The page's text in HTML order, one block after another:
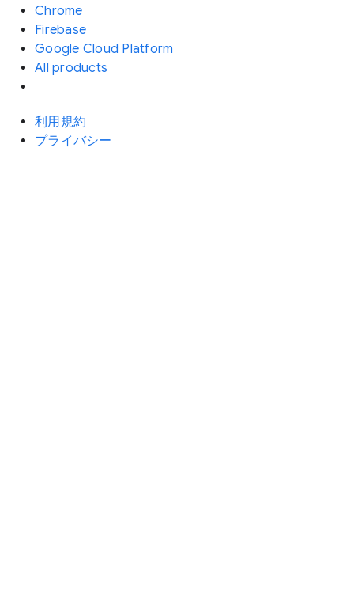
Chrome
Firebase
Google Cloud Platform
All products
利用規約
プライバシー